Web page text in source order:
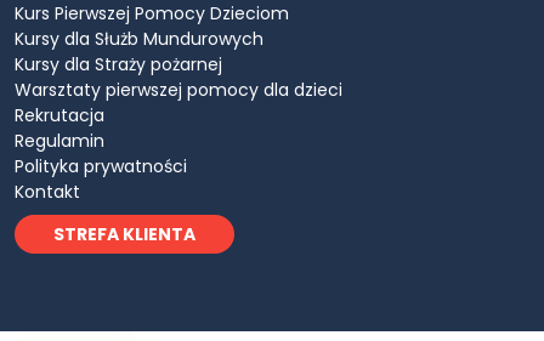
Kurs Pierwszej Pomocy Dzieciom
Kursy dla Służb Mundurowych
Kursy dla Straży pożarnej
Warsztaty pierwszej pomocy dla dzieci
Rekrutacja
Regulamin
Polityka prywatności
Kontakt
STREFA KLIENTA